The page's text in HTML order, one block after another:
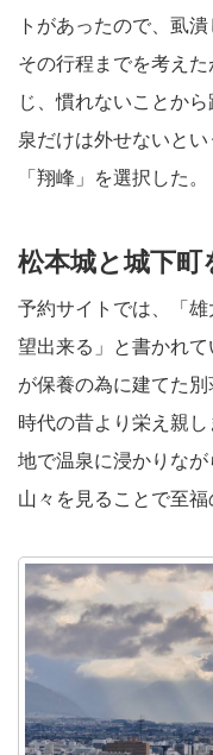
トがあったので、虱
その行程までを考え
じ、慣れないことか
泉だけは外せないと
「翔峰」を選択した。
松本城と城下町
予約サイトでは、「
望出来る」と書かれ
が保養の為に建てた
時代の昔より栄え親
地で温泉に浸かりな
山々を見ることで至福